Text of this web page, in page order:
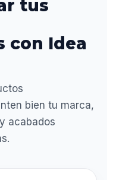
tus
con Idea
bien tu marca,
acabados